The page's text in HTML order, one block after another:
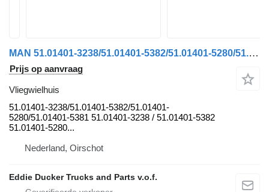
MAN 51.01401-3238/51.01401-5382/51.01401-5280/51.01401-5381 Vliegwie vliegwielhuis voor vrachtwagen
Prijs op aanvraag
Vliegwielhuis
51.01401-3238/51.01401-5382/51.01401-
5280/51.01401-5381 51.01401-3238 / 51.01401-5382
51.01401-5280...
Nederland, Oirschot
Eddie Ducker Trucks and Parts v.o.f.